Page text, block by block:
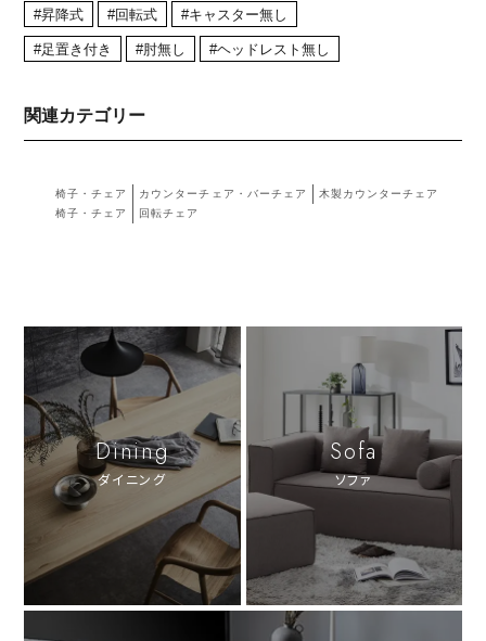
#昇降式 #回転式 #キャスター無し
#足置き付き #肘無し #ヘッドレスト無し
関連カテゴリー
椅子・チェア カウンターチェア・バーチェア
木製カウンターチェア
椅子・チェア
回転チェア
Dining
ダイニング
Sofa
ソファ